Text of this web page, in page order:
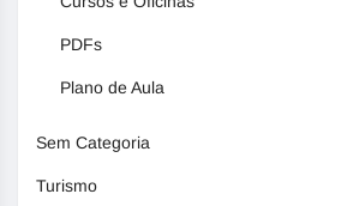
PDFs
Plano de Aula
Sem Categoria
Turismo